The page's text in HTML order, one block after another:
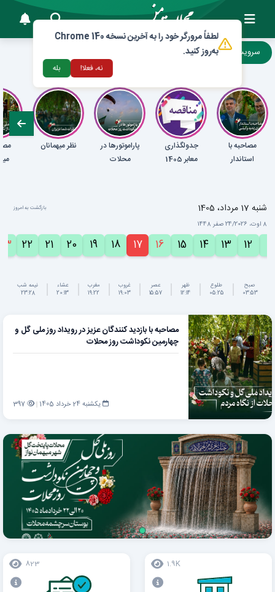
سرویس ها پربازدید ها
مصاحبه با
استاندار
جدولگذاری
معابر 1405
پاراموتورها در
محلات
نظر میهمانان
شنبه 17 مرداد، 1405 بازگشت به امروز
8 اوت، 2026 /24 صفر 1448
12
13
14
15
16
17
18
19
20
21
22
صبح
03:53
طلوع
05:25
ظهر
12:14
عصر
15:57
غروب
19:03
مغرب
19:22
عشاء
20:13
نیمه شب
23:28
مصاحبه با بازدید کنندگان عزیز در رویداد روز ملی گل و
چهارمین نکوداشت روز محلات
یکشنبه 24 خرداد 1405
1.9K
823
لطفاً مرورگر خود را به آخرین نسخه Chrome 140
به‌روز کنید.
نه، فعلا! بله